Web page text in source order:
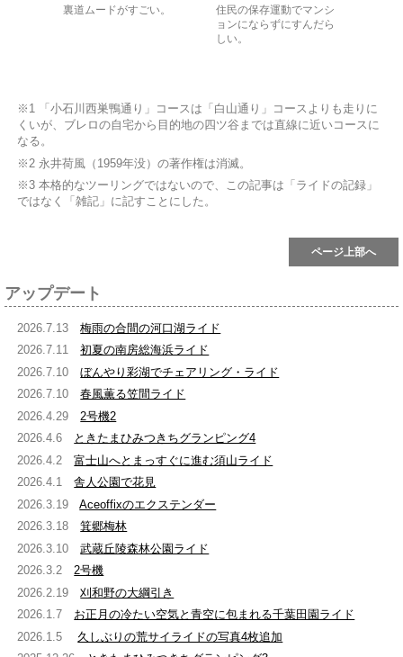
裏道ムードがすごい。
住民の保存運動でマンシ
ョンにならずにすんだら
しい。
※1 「小石川西巣鴨通り」コースは「白山通り」コースよりも走りに
くいが、ブレロの自宅から目的地の四ツ谷までは直線に近いコースに
なる。
※2 永井荷風（1959年没）の著作権は消滅。
※3 本格的なツーリングではないので、この記事は「ライドの記録」
ではなく「雑記」に記すことにした。
ページ上部へ
アップデート
2026.7.13梅雨の合間の河口湖ライド
2026.7.11初夏の南房総海浜ライド
2026.7.10ぼんやり彩湖でチェアリング・ライド
2026.7.10春風薫る笠間ライド
2026.4.29 2号機2
2026.4.6
ときたまひみつきちグランピング4
2026.4.2富士山へとまっすぐに進む須山ライド
2026.4.1舎人公園で花見
2026.3.19Aceoffixのエクステンダー
2026.3.18箕郷梅林
2026.3.10武蔵丘陵森林公園ライド
2026.3.22号機
2026.2.19刈和野の大綱引き
2026.1.7 お正月の冷たい空気と青空に包まれる千葉田園ライド
2026.1.5 久しぶりの荒サイライドの写真4枚追加